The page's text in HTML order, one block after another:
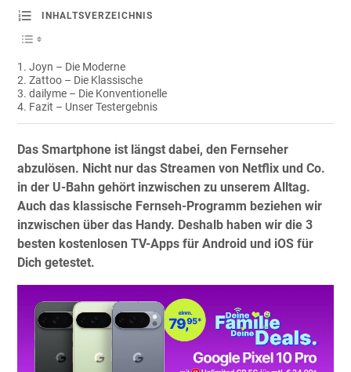
INHALTSVERZEICHNIS
Joyn – Die Moderne
Zattoo – Die Klassische
dailyme – Die Konventionelle
Fazit – Unser Testergebnis
Das Smartphone ist längst dabei, den Fernseher
abzulösen. Nicht nur das Streamen von Netflix und Co.
in der U-Bahn gehört inzwischen zu unserem Alltag.
Auch das klassische Fernseh-Programm beziehen wir
inzwischen über das Handy. Deshalb haben wir die 3
besten kostenlosen TV-Apps für Android und iOS für
Dich getestet.